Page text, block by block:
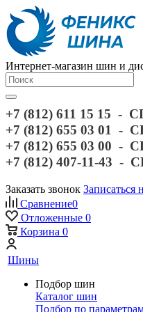
Интернет-магазин шин и
+7 (812) 611 15 15 -
+7 (812) 655 03 01 -
+7 (812) 655 03 00 -
+7 (812) 407-11-43 -
Заказать звонок
Сравнение0
Отложенные 0
Корзина 0
Шины
Подбор шин
Каталог шин
Подбор по